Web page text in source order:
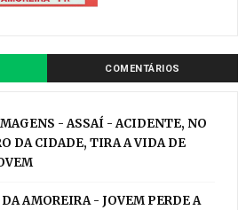
COMENTÁRIOS
- ASSAÍ - ACIDENTE, NO
DA CIDADE, TIRA A VIDA DE
DA AMOREIRA - JOVEM PERDE A